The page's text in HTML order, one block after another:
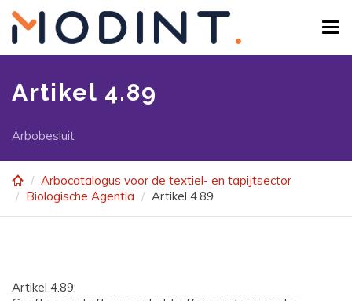
main
content
Artikel 4.89
Arbobesluit
Arbocatalogus voor de textiel- en tapijtsector
Biologische Agentia
Artikel 4.89
Artikel 4.89: